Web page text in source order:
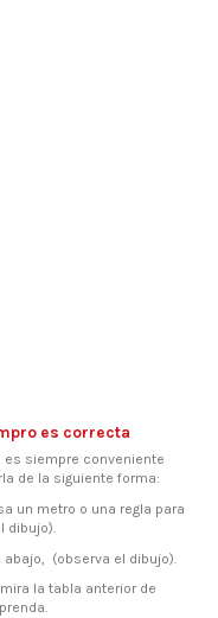
es correcta
es siempre conveniente
de la siguiente forma:
un metro o una regla para
dibujo).
(observa el dibujo).
la tabla anterior de